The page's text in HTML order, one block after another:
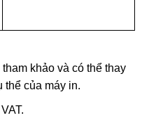
khảo và có thể thay
thể của máy in.